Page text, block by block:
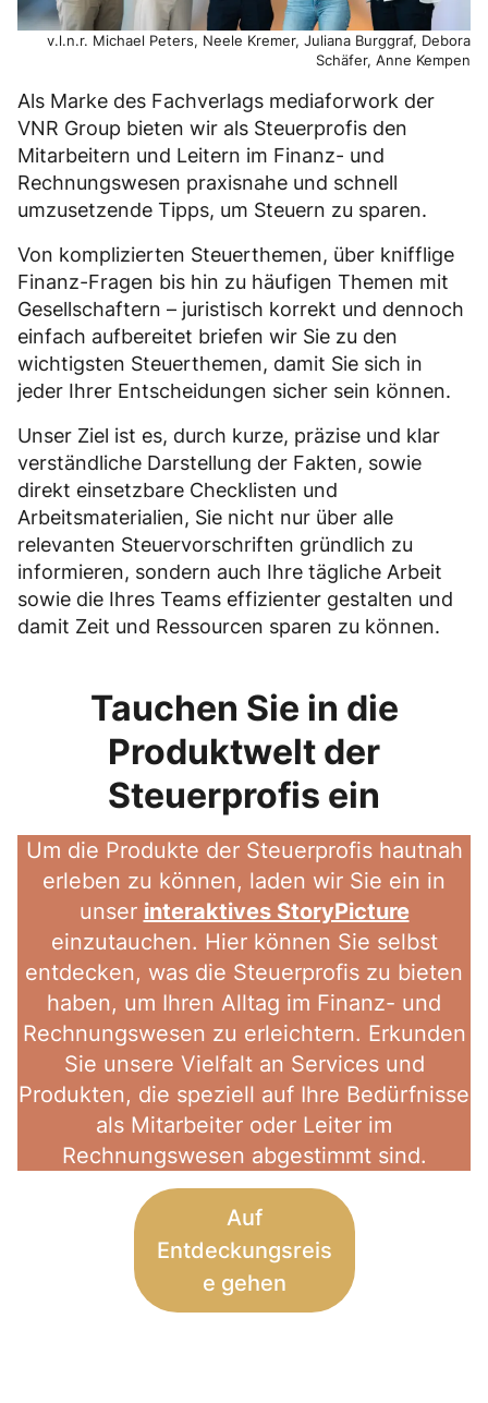
v.l.n.r. Michael Peters, Neele Kremer, Juliana Burggraf, Debora
Schäfer, Anne Kempen
Als Marke des Fachverlags mediaforwork der
VNR Group bieten wir als Steuerprofis den
Mitarbeitern und Leitern im Finanz- und
Rechnungswesen praxisnahe und schnell
umzusetzende Tipps, um Steuern zu sparen.
Von komplizierten Steuerthemen, über knifflige
Finanz-Fragen bis hin zu häufigen Themen mit
Gesellschaftern – juristisch korrekt und dennoch
einfach aufbereitet briefen wir Sie zu den
wichtigsten Steuerthemen, damit Sie sich in
jeder Ihrer Entscheidungen sicher sein können.
Unser Ziel ist es, durch kurze, präzise und klar
verständliche Darstellung der Fakten, sowie
direkt einsetzbare Checklisten und
Arbeitsmaterialien, Sie nicht nur über alle
relevanten Steuervorschriften gründlich zu
informieren, sondern auch Ihre tägliche Arbeit
sowie die Ihres Teams effizienter gestalten und
damit Zeit und Ressourcen sparen zu können.
Tauchen Sie in die
Produktwelt der
Steuerprofis ein
Um die Produkte der Steuerprofis hautnah
erleben zu können, laden wir Sie ein in
unser interaktives StoryPicture
einzutauchen. Hier können Sie selbst
entdecken, was die Steuerprofis zu bieten
haben, um Ihren Alltag im Finanz- und
Rechnungswesen zu erleichtern. Erkunden
Sie unsere Vielfalt an Services und
Produkten, die speziell auf Ihre Bedürfnisse
als Mitarbeiter oder Leiter im
Rechnungswesen abgestimmt sind.
Auf
Entdeckungsreis
e gehen